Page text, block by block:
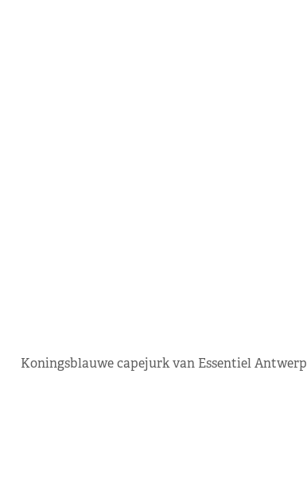
Koningsblauwe capejurk van Essentiel Antwerp